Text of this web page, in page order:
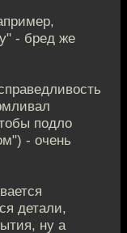
- бред же
подло
- очень
детали,
ну а